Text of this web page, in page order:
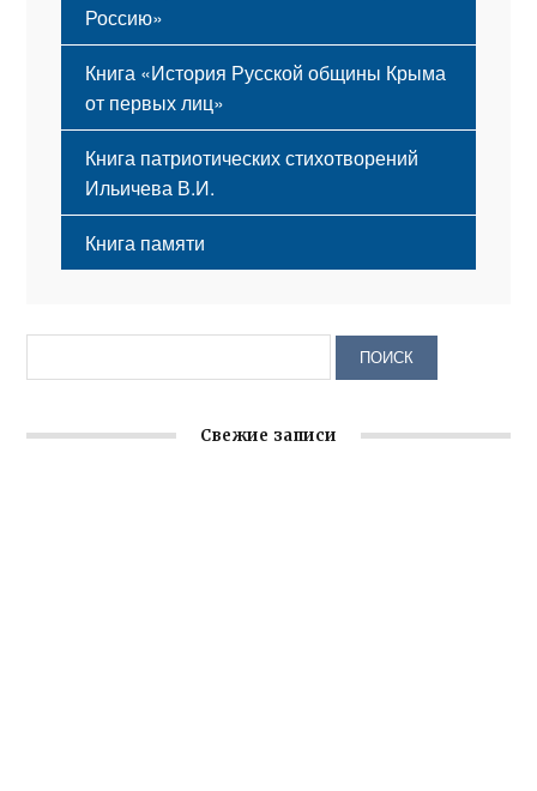
Россию»
Книга «История Русской общины Крыма
от первых лиц»
Книга патриотических стихотворений
Ильичева В.И.
Книга памяти
Свежие записи